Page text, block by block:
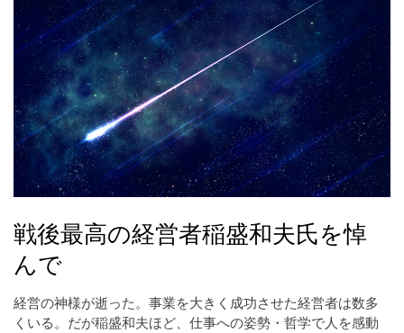
戦後最高の経営者稲盛和夫氏を悼
んで
経営の神様が逝った。事業を大きく成功させた経営者は数多
くいる。だが稲盛和夫ほど、仕事への姿勢・哲学で人を感動